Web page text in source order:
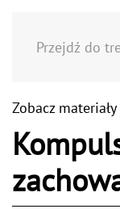
Przejdź do
Zobacz